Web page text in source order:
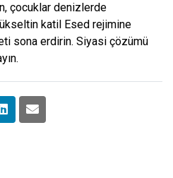
çocuklar denizlerde
katil Esed rejimine
sona erdirin. Siyasi çözümü